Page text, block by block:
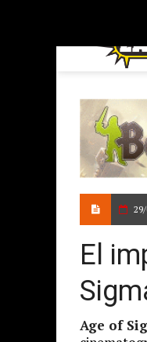
El
Age of